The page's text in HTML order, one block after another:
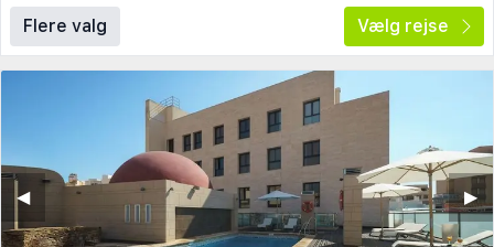
Flere valg Vælg rejse
▶︎
◀︎